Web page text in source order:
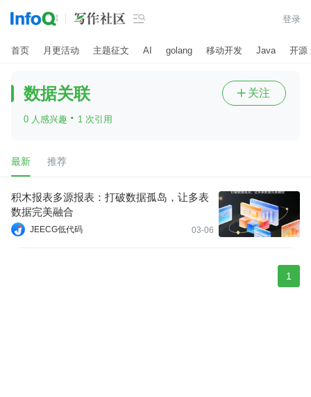
 登录
首页 月更活动 主题征文 AI golang 移动开发 Java 开源
数据关联
0 人感兴趣 · 1 次引用
 关注
最新 推荐
积木报表多源报表：打破数据孤岛，让多表
数据完美融合
JEECG低代码 03-06
1